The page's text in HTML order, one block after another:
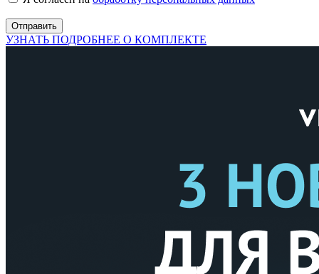
УЗНАТЬ ПОДРОБНЕЕ О КОМПЛЕКТЕ